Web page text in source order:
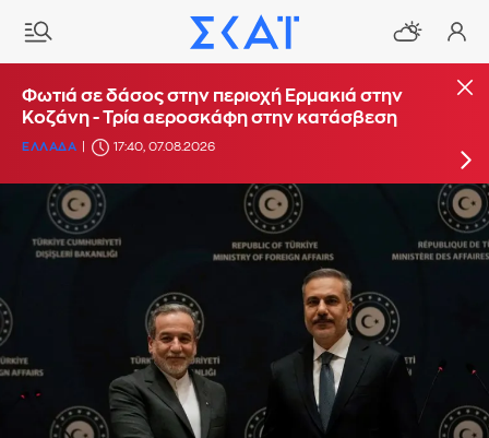
Φωτιά στο Στεφάνι Κορίνθου - Μήνυμα από το
112 για ετοιμότητα
ΕΛΛΑΔΑ 16:29, 07.08.2026
Φωτιά σε δάσος στην περιοχή Ερμακιά στην
Κοζάνη - Τρία αεροσκάφη στην κατάσβεση
ΕΛΛΑΔΑ 17:40, 07.08.2026